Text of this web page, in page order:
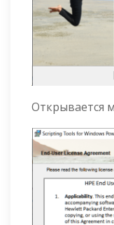
Открывается